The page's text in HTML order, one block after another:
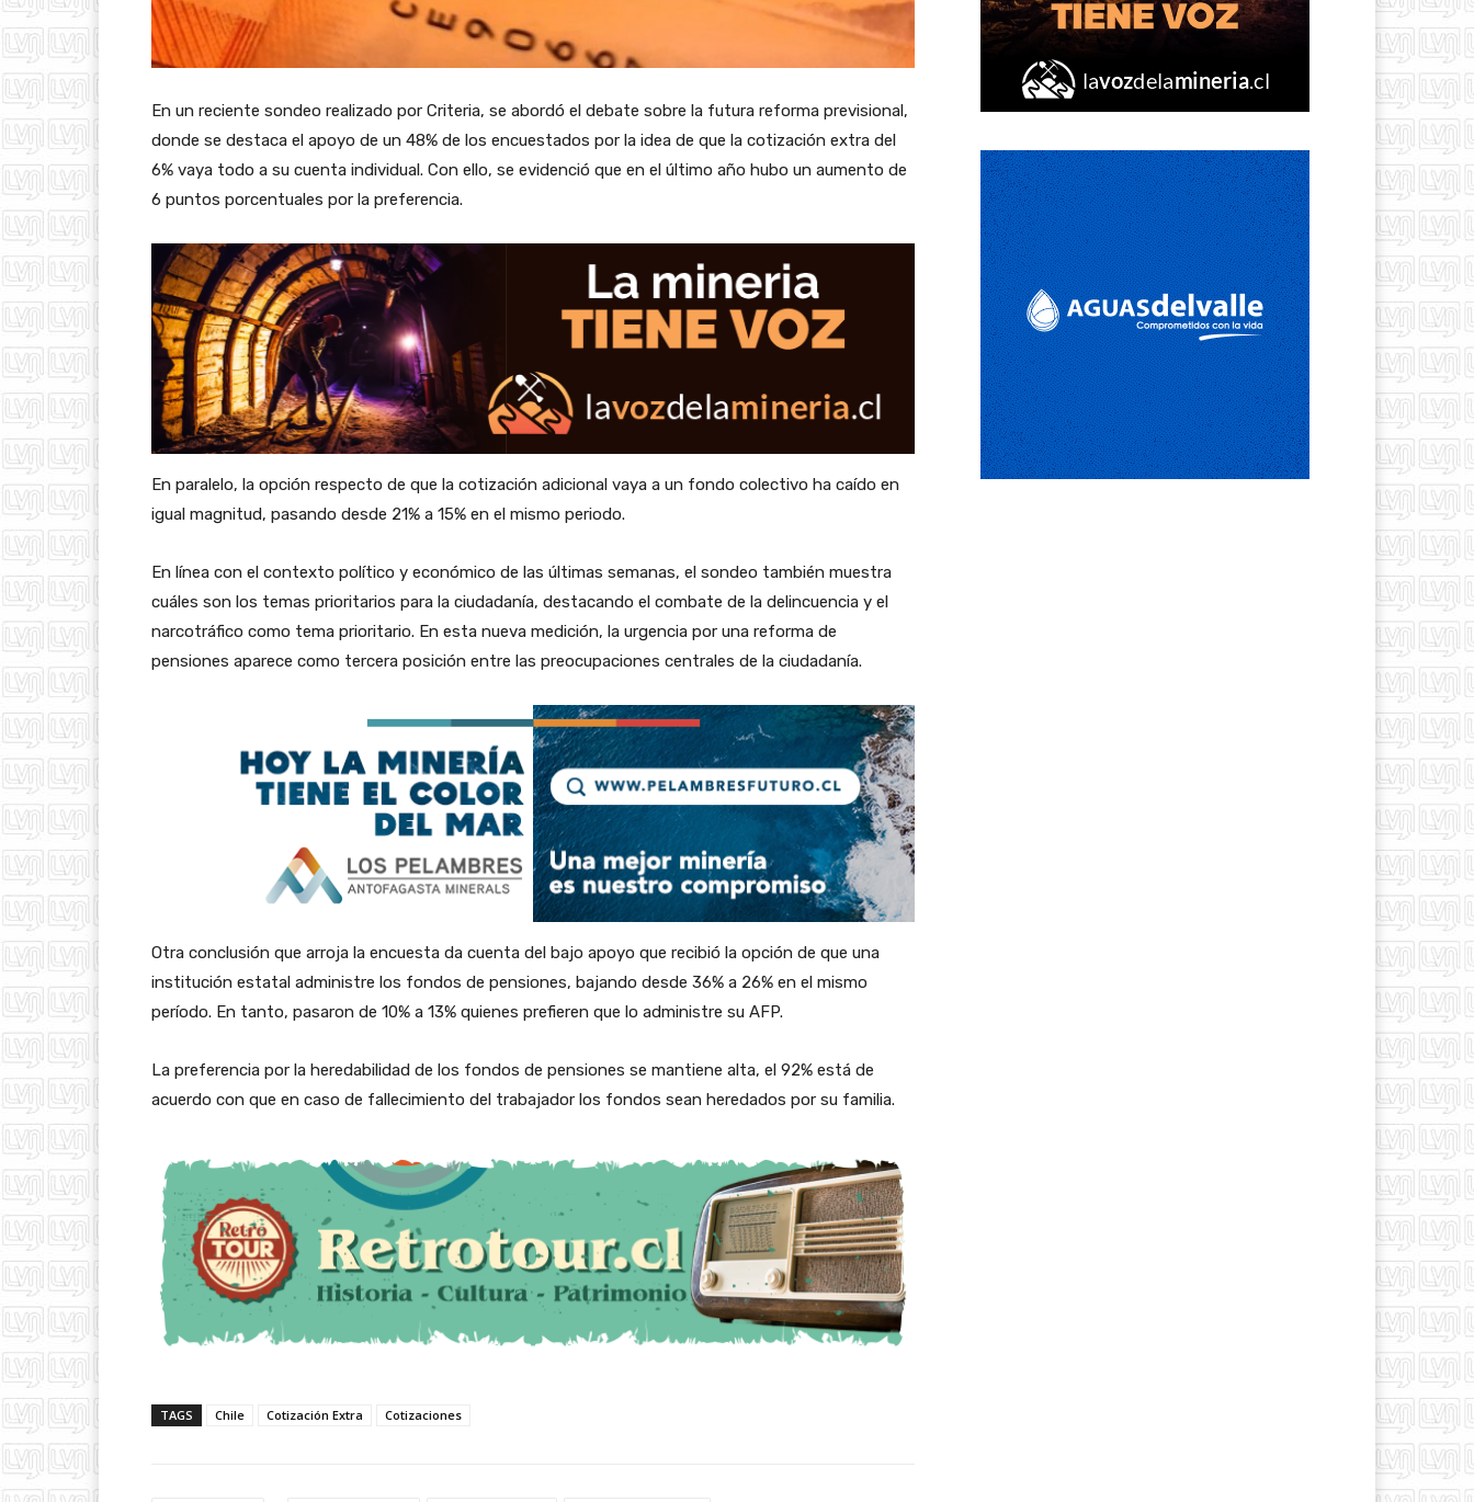
En un reciente sondeo realizado por Criteria, se abordó el debate sobre la futura reforma previsional,
donde se destaca el apoyo de un 48% de los encuestados por la idea de que la cotización extra del
6% vaya todo a su cuenta individual. Con ello, se evidenció que en el último año hubo un aumento de
6 puntos porcentuales por la preferencia.
En paralelo, la opción respecto de que la cotización adicional vaya a un fondo colectivo ha caído en
igual magnitud, pasando desde 21% a 15% en el mismo periodo.
​En línea con el contexto político y económico de las últimas semanas, el sondeo también muestra
cuáles son los temas prioritarios para la ciudadanía, destacando el combate de la delincuencia y el
narcotráfico como tema prioritario. En esta nueva medición, la urgencia por una reforma de
pensiones aparece como tercera posición entre las preocupaciones centrales de la ciudadanía.
Otra conclusión que arroja la encuesta da cuenta del bajo apoyo que recibió la opción de que una
institución estatal administre los fondos de pensiones, bajando desde 36% a 26% en el mismo
período. En tanto, pasaron de 10% a 13% quienes prefieren que lo administre su AFP.
La preferencia por la heredabilidad de los fondos de pensiones se mantiene alta, el 92% está de
acuerdo con que en caso de fallecimiento del trabajador los fondos sean heredados por su familia.
TAGS Chile Cotización Extra Cotizaciones